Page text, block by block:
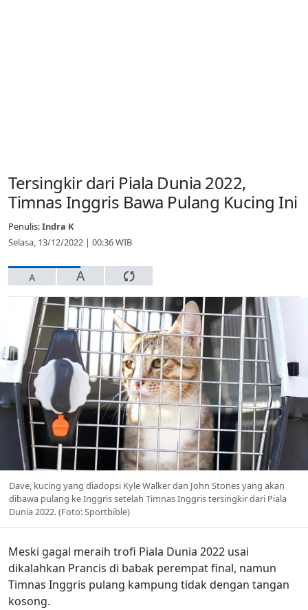
Tersingkir dari Piala Dunia 2022,
Timnas Inggris Bawa Pulang Kucing Ini
Penulis:Indra K
Selasa, 13/12/2022 | 00:36 WIB
A A
Dave, kucing yang diadopsi Kyle Walker dan John Stones yang akan
dibawa pulang ke Inggris setelah Timnas Inggris tersingkir dari Piala
Dunia 2022. (Foto: Sportbible)
Meski gagal meraih trofi Piala Dunia 2022 usai
dikalahkan Prancis di babak perempat final, namun
Timnas Inggris pulang kampung tidak dengan tangan
kosong.